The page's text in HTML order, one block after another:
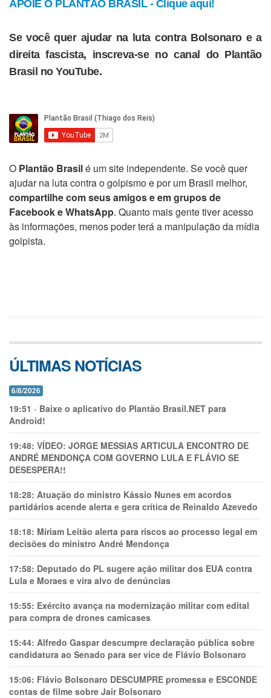
APOIE O PLANTÃO BRASIL - Clique aqui!
Se você quer ajudar na luta contra Bolsonaro e a
direita fascista, inscreva-se no canal do Plantão
Brasil no YouTube.
O Plantão Brasilé um site independente. Se você quer
ajudar na luta contra o golpismo e por um Brasil melhor,
compartilhe com seus amigos e em grupos de
Facebook e WhatsApp. Quanto mais gente tiver acesso
às informações, menos poder terá a manipulação da mídia
golpista.
ÚLTIMAS NOTÍCIAS
6/8/2026
19:51 - Baixe o aplicativo do Plantão Brasil.NET para
Android!
19:48: VÍDEO: JORGE MESSIAS ARTICULA ENCONTRO DE
ANDRÉ MENDONÇA COM GOVERNO LULA E FLÁVIO SE
DESESPERA!!
18:28: Atuação do ministro Kássio Nunes em acordos
partidários acende alerta e gera crítica de Reinaldo Azevedo
18:18: Míriam Leitão alerta para riscos ao processo legal em
decisões do ministro André Mendonça
17:58: Deputado do PL sugere ação militar dos EUA contra
Lula e Moraes e vira alvo de denúncias
15:55: Exército avança na modernização militar com edital
para compra de drones camicases
15:44: Alfredo Gaspar descumpre declaração pública sobre
candidatura ao Senado para ser vice de Flávio Bolsonaro
15:06: Flávio Bolsonaro DESCUMPRE promessa e ESCONDE
contas de filme sobre Jair Bolsonaro